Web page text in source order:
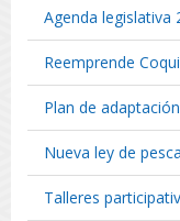
Agenda legislativa
Reemprende
Plan de
Nueva ley de pesca
Talleres